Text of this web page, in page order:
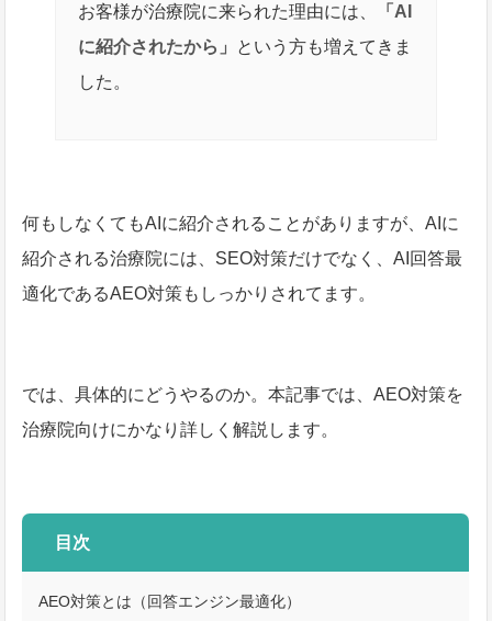
お客様が治療院に来られた理由には、
「AI
に紹介されたから」 という方も増えてきま
した。
何もしなくてもAIに紹介されることがありますが、AIに
紹介される治療院には、SEO対策だけでなく、AI回答最
適化であるAEO対策もしっかりされてます。
では、具体的にどうやるのか。本記事では、AEO対策を
治療院向けにかなり詳しく解説します。
目次
AEO対策とは（回答エンジン最適化）